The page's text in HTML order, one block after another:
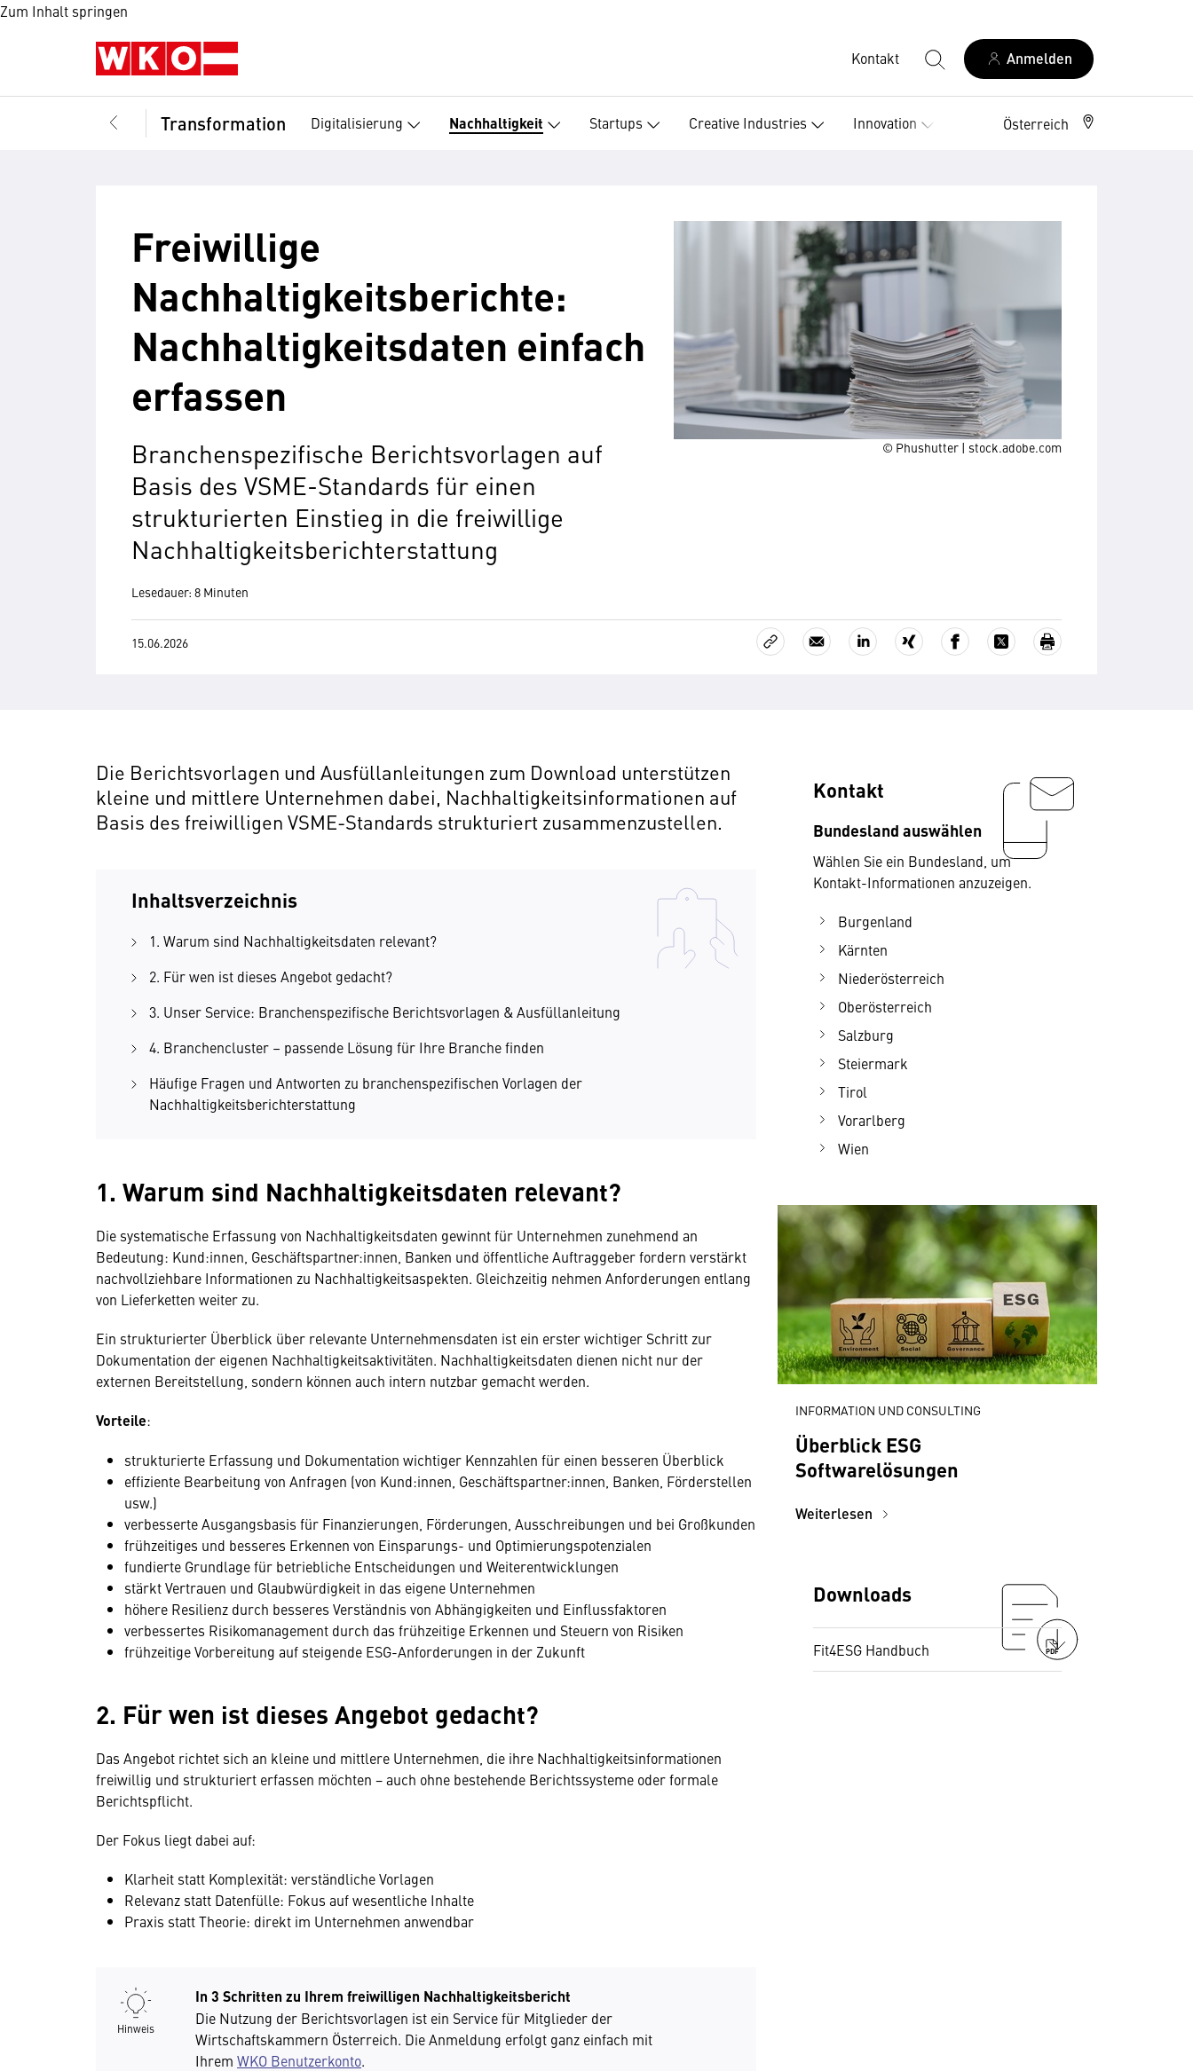
Zum Inhalt springen
Kontakt Anmelden
Transformation Digitalisierung Nachhaltigkeit Startups Creative Industries Innovation Österreich
© Phushutter | stock.adobe.com
Freiwillige
Nachhaltigkeitsberichte:
Nachhaltigkeitsdaten einfach
erfassen
Branchenspezifische Berichtsvorlagen auf
Basis des VSME-Standards für einen
strukturierten Einstieg in die freiwillige
Nachhaltigkeitsberichterstattung
Lesedauer: 8 Minuten
15.06.2026
Die Berichtsvorlagen und Ausfüllanleitungen zum Download unterstützen
kleine und mittlere Unternehmen dabei, Nachhaltigkeitsinformationen auf
Basis des freiwilligen VSME-Standards strukturiert zusammenzustellen.
Inhaltsverzeichnis
1. Warum sind Nachhaltigkeitsdaten relevant?
2. Für wen ist dieses Angebot gedacht?
3. Unser Service: Branchenspezifische Berichtsvorlagen & Ausfüllanleitung
4. Branchencluster – passende Lösung für Ihre Branche finden
Häufige Fragen und Antworten zu branchenspezifischen Vorlagen der
Nachhaltigkeitsberichterstattung
1. Warum sind Nachhaltigkeitsdaten relevant?
Die systematische Erfassung von Nachhaltigkeitsdaten gewinnt für Unternehmen zunehmend an
Bedeutung: Kund:innen, Geschäftspartner:innen, Banken und öffentliche Auftraggeber fordern verstärkt
nachvollziehbare Informationen zu Nachhaltigkeitsaspekten. Gleichzeitig nehmen Anforderungen entlang
von Lieferketten weiter zu.
Ein strukturierter Überblick über relevante Unternehmensdaten ist ein erster wichtiger Schritt zur
Dokumentation der eigenen Nachhaltigkeitsaktivitäten. Nachhaltigkeitsdaten dienen nicht nur der
externen Bereitstellung, sondern können auch intern nutzbar gemacht werden.
Vorteile:
strukturierte Erfassung und Dokumentation wichtiger Kennzahlen für einen besseren Überblick
effiziente Bearbeitung von Anfragen (von Kund:innen, Geschäftspartner:innen, Banken, Förderstellen
usw.)
verbesserte Ausgangsbasis für Finanzierungen, Förderungen, Ausschreibungen und bei Großkunden
frühzeitiges und besseres Erkennen von Einsparungs- und Optimierungspotenzialen
fundierte Grundlage für betriebliche Entscheidungen und Weiterentwicklungen
stärkt Vertrauen und Glaubwürdigkeit in das eigene Unternehmen
höhere Resilienz durch besseres Verständnis von Abhängigkeiten und Einflussfaktoren
verbessertes Risikomanagement durch das frühzeitige Erkennen und Steuern von Risiken
frühzeitige Vorbereitung auf steigende ESG-Anforderungen in der Zukunft
2. Für wen ist dieses Angebot gedacht?
Das Angebot richtet sich an kleine und mittlere Unternehmen, die ihre Nachhaltigkeitsinformationen
freiwillig und strukturiert erfassen möchten − auch ohne bestehende Berichtssysteme oder formale
Berichtspflicht.
Der Fokus liegt dabei auf:
Klarheit statt Komplexität: verständliche Vorlagen
Relevanz statt Datenfülle: Fokus auf wesentliche Inhalte
Praxis statt Theorie: direkt im Unternehmen anwendbar
Hinweis
In 3 Schritten zu Ihrem freiwilligen Nachhaltigkeitsbericht
Die Nutzung der Berichtsvorlagen ist ein Service für Mitglieder der
Wirtschaftskammern Österreich. Die Anmeldung erfolgt ganz einfach mit
Ihrem WKO Benutzerkonto.
Kontakt
Bundesland auswählen
Wählen Sie ein Bundesland, um
Kontakt-Informationen anzuzeigen.
Burgenland
Kärnten
Niederösterreich
Oberösterreich
Salzburg
Steiermark
Tirol
Vorarlberg
Wien
INFORMATION UND CONSULTING
Überblick ESG
Softwarelösungen
Weiterlesen
Downloads
Fit4ESG Handbuch PDF